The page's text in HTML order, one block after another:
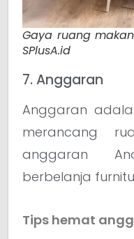
Gaya ruang
SPlusA.id
7. Anggaran
Anggaran
merancang
anggaran
berbelanja
Tips hemat